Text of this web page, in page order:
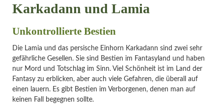
Karkadann und Lamia
Unkontrollierte Bestien
Die Lamia und das persische Einhorn Karkadann sind zwei sehr
gefährliche Gesellen. Sie sind Bestien im Fantasyland und haben
nur Mord und Totschlag im Sinn. Viel Schönheit ist im Land der
Fantasy zu erblicken, aber auch viele Gefahren, die überall auf
einen lauern. Es gibt Bestien im Verborgenen, denen man auf
keinen Fall begegnen sollte.